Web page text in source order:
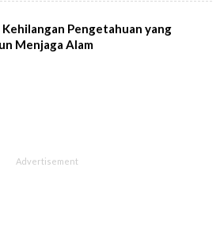
Pengetahuan yang
Menjaga Alam